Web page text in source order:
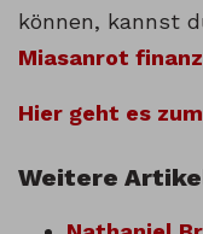
können, kannst
Miasanrot
Hier geht es
Weitere